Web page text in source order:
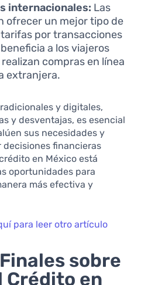
internacionales: Las
ofrecer un mejor tipo de
por transacciones
a los viajeros
compras en línea
extranjera.
y digitales,
y desventajas, es esencial
sus necesidades y
decisiones financieras
en México está
oportunidades para
más efectiva y
para leer otro artículo
sobre
Crédito en